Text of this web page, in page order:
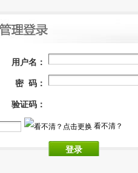
用户名：
密 码：
验证码：
看不清？
登录